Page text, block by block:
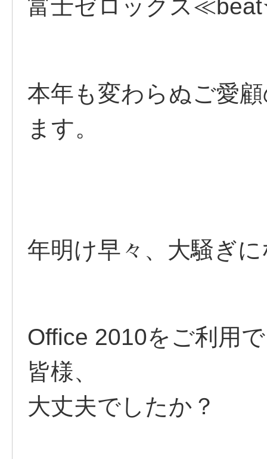
富士ゼロックス
本年も変わらぬご愛
ます。
年明け早々、大騒ぎ
Office 2010をご利用
皆様、
大丈夫でしたか？